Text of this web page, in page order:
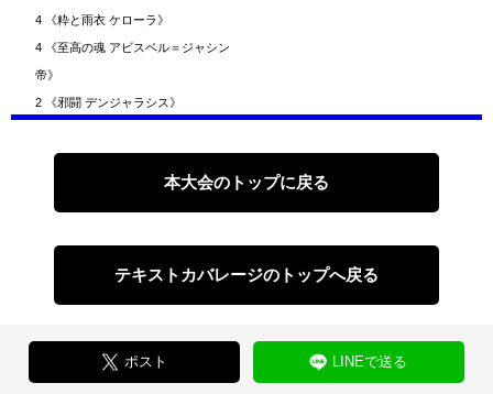
4 《粋と雨衣 ケローラ》
4 《至高の魂 アビスベル＝ジャシン
帝》
2 《邪闘 デンジャラシス》
本大会のトップに戻る
テキストカバレージのトップへ戻る
ポスト LINEで送る